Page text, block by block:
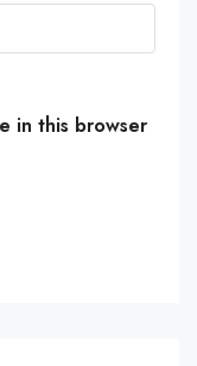
in this browser